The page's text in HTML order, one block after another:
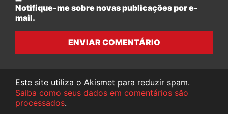
Notifique-me sobre novas publicações por e-
mail.
ENVIAR COMENTÁRIO
Este site utiliza o Akismet para reduzir spam.
Saiba como seus dados em comentários são
processados.